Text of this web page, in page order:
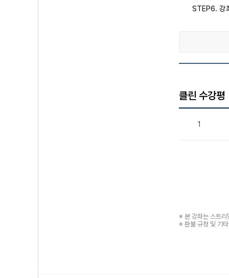
STEP6. 강
클린 수강평
1
※ 본 강좌는 스트리
※ 환불 규정 및 기